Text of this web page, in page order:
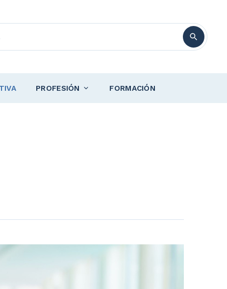
PROFESIÓN FORMACIÓN